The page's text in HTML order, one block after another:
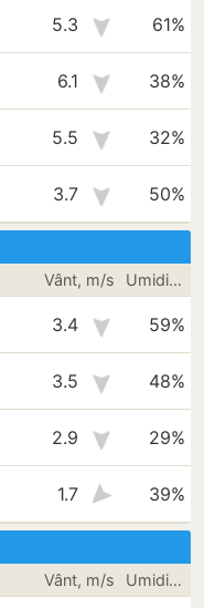
5.3 61%
6.1 38%
5.5 32%
3.7 50%
Vânt, m/s Umiditate
3.4 59%
3.5 48%
2.9 29%
1.7 39%
Vânt, m/s Umiditate